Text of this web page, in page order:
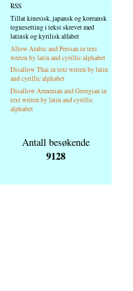
RSS
Tillat kinesisk, japansk og koreansk
tegnesetting i tekst skrevet med
latinsk og kyrilisk alfabet
Allow Arabic and Persian in text
writen by latin and cyrillic alphabet
Disallow Thai in text writen by latin
and cyrillic alphabet
Disallow Armenian and Georgian in
text writen by latin and cyrillic
alphabet
Antall besøkende
9128